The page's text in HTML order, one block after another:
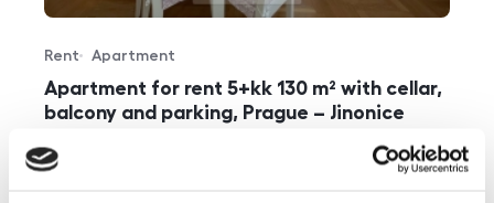
Apartment for rent 5+kk 130 m² with cellar,
balcony and parking, Prague – Jinonice
Offer type
Rent
Property type
Apartment
rozměry
disposition
5+kk